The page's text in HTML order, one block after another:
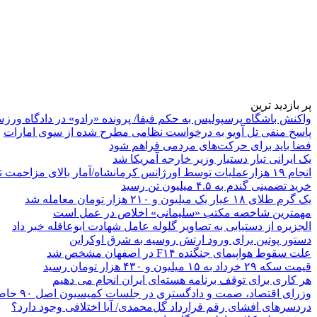
پر بازدید ترین
واکنش باشگاه پرسپولیس به حکم فیفا/ پرونده «رادو» در دادگاه
پاسخ منفی تل آویو به درخواست نظامی مطرح شده از سوی امارات
فضا باید برای حرکت‌های مردمی فراهم شود
یک ایرانی تبار دستیار وزیر خارجه آمریکا شد
انجام ۱۹ هزارعملیات توسط اورژانس کرمانشاه/آمار بالای مزاحمت تلفنی
خرید تضمینی گندم به ۴.۵ میلیون تن رسید
یک گرم طلای ۱۸ عیار یک میلیون و ۲۱۰ هزار تومان معامله شد
مهمترین شاخصه مکتب «سلیمانی» اخلاص در عمل است
الجزیره از دستیابی به تصاویر گلوله عامل شهادت ابوعاقله خبر داد
دستور پوتین برای ورود ارتش روسیه به شرق اوکراین
علت سقوط هواپیمای جنگنده F۱۴ در اصفهان مشخص شد
قیمت سکه ۲۹ خرداد به ۱۵ میلیون و ۴۳۰ هزار تومان رسید
هر کاری برای توقف برنامه هسته‌ای ایران انجام می دهیم
وزرای اقتصاد، صمت و دادگستری در جلسات کمیسیون اصل ۹۰ حاضر می‌شوند
دردسرهای افشای رقم قرارداد گل‌محمدی/ آیا اختلافی وجود دارد؟